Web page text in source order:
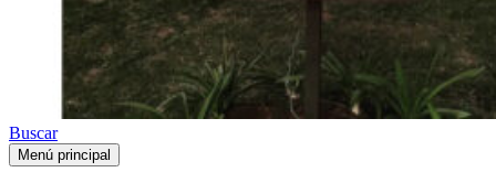
Buscar
Menú principal